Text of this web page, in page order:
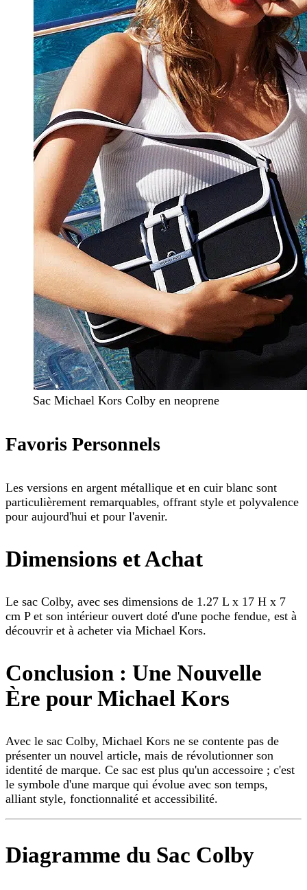
Sac Michael Kors Colby en neoprene
Favoris Personnels
Les versions en argent métallique et en cuir blanc sont
particulièrement remarquables, offrant style et polyvalence
pour aujourd'hui et pour l'avenir.
Dimensions et Achat
Le sac Colby, avec ses dimensions de 1.27 L x 17 H x 7
cm P et son intérieur ouvert doté d'une poche fendue, est à
découvrir et à acheter via Michael Kors.
Conclusion : Une Nouvelle
Ère pour Michael Kors
Avec le sac Colby, Michael Kors ne se contente pas de
présenter un nouvel article, mais de révolutionner son
identité de marque. Ce sac est plus qu'un accessoire ; c'est
le symbole d'une marque qui évolue avec son temps,
alliant style, fonctionnalité et accessibilité.
Diagramme du Sac Colby